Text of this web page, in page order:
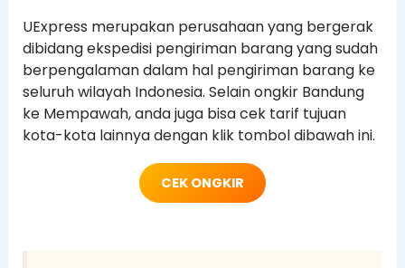
UExpress merupakan perusahaan yang bergerak
dibidang ekspedisi pengiriman barang yang sudah
berpengalaman dalam hal pengiriman barang ke
seluruh wilayah Indonesia. Selain ongkir Bandung
ke Mempawah, anda juga bisa cek tarif tujuan
kota-kota lainnya dengan klik tombol dibawah ini.
CEK ONGKIR